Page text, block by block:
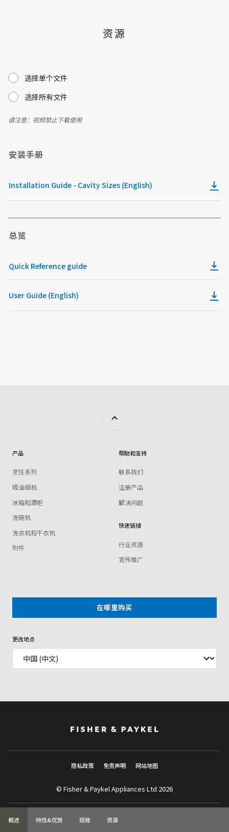
概述 特性&优势 规格 资源
资源
选择单个文件
选择所有文件
请注意：视频禁止下载使用
安装手册
Installation Guide - Cavity Sizes (English)
总览
Quick Reference guide
User Guide (English)
产品
烹饪系列
吸油烟机
冰箱和酒柜
洗碗机
洗衣机和干衣机
附件
帮助和支持
联系我们
注册产品
解决问题
快速链接
行业资源
宣传推广
在哪里购买
更改地点
隐私政策 免责声明 网站地图
© Fisher & Paykel Appliances Ltd 2026